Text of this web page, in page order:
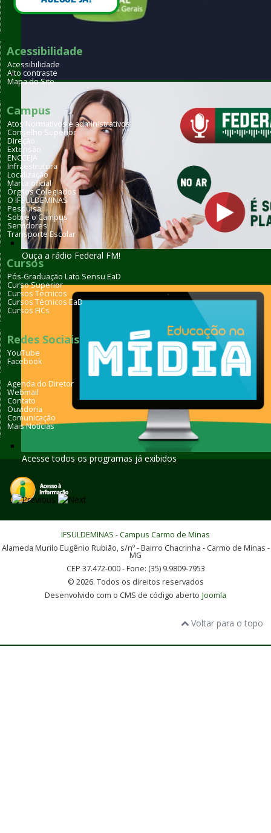
Qual dos nossos cursos combina com você?
Ouça a rádio Federal FM!
Acesse todos os programas já exibidos
Acessibilidade
Acessibilidade
Alto contraste
Mapa do Site
Campus
Atos Normativos e administrativos
Conselho Superior
Direção
Extensão
ENCCEJA
Infraestrutura
Localização
Marca oficial
Órgãos Colegiados
O IFSULDEMINAS
Pesquisa
Sobre o Campus
Servidores
Transporte Escolar
Cursos
Pós-Graduação Lato Sensu EaD
Curso Superior
Cursos Técnicos
Cursos Técnicos EaD
Cursos FICs
Redes Sociais
YouTube
Facebook
Agenda do Diretor
Webmail
Contato
Ouvidoria
Comunicação
Mais Notícias
IFSULDEMINAS - Campus Carmo de Minas
Alameda Murilo Eugênio Rubião, s/nº - Bairro Chacrinha - Carmo de Minas -
MG
CEP 37.472-000 - Fone: (35) 9.9809-7953
© 2026. Todos os direitos reservados
Desenvolvido com o CMS de código aberto Joomla
Voltar para o topo